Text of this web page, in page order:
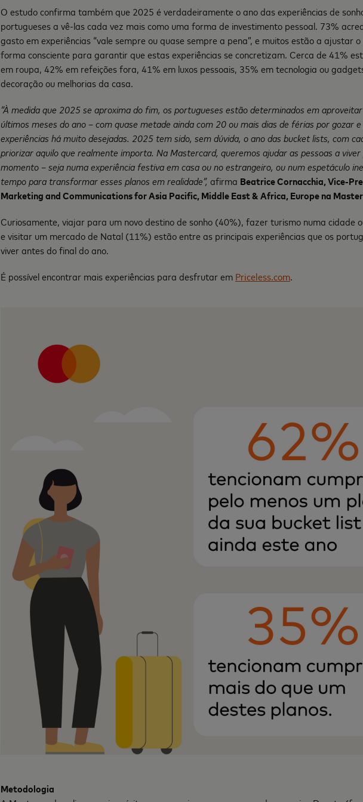
O estudo confirma também que 2025 é verdadeiramente o ano das experiências de
portugueses a vê-las cada vez mais como uma forma de investimento pessoal. 73%
gasto em experiências “vale sempre ou quase sempre a pena”, e muitos estão a ajustar
forma consciente para garantir que estas experiências se concretizam. Cerca de 41%
em roupa, 42% em refeições fora, 41% em luxos pessoais, 35% em tecnologia ou
decoração ou melhorias da casa.
“À medida que 2025 se aproxima do fim, os portugueses estão determinados em
últimos meses do ano – com quase metade ainda com 20 ou mais dias de férias por gozar
experiências há muito desejadas. 2025 tem sido, sem dúvida, o ano das bucket lists, com
priorizar aquilo que realmente importa. Na Mastercard, queremos ajudar as pessoas a
momento – seja numa experiência festiva em casa ou no estrangeiro, ou num espetáculo
tempo para transformar esses planos em realidade”, afirma Beatrice Cornacchia, Vice-
Marketing and Communications for Asia Pacific, Middle East & Africa, Europe na
Curiosamente, viajar para um novo destino de sonho (40%), fazer turismo numa cidade
e visitar um mercado de Natal (11%) estão entre as principais experiências que os
viver antes do final do ano.
É possível encontrar mais experiências para desfrutar em Priceless.com.
Metodologia